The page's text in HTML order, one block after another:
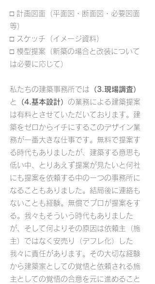
□ 計画図面（平面図・断面図・必要図面
等）
□ スケッチ（イメージ資料）
□ 模型提案（新築の場合と改装について
は必要に応じて）
私たちの建築事務所では （3.現場調査）
と
（4.基本設計） の業務による建築提案
は有料とさせていただいております。建
築をゼロからイチにするこのデザイン業
務が一番大きな仕事です。無料で提案す
る時代もありましたが、建築する意思も
低い中、とりあえず提案が見たいと何社
にも提案を依頼する中の一つの事務所に
なることもありました。結局後に連絡も
ないことも経験。無償でプロが提案をす
る。我々もそういう時代もありました
が、そして何よりその原因は依頼主（施
主）ではなく安売り（デフレ化）した
我々に責任があります。その大切な経験
から建築家としての覚悟と依頼される施
主としての覚悟の合意を元に進めること